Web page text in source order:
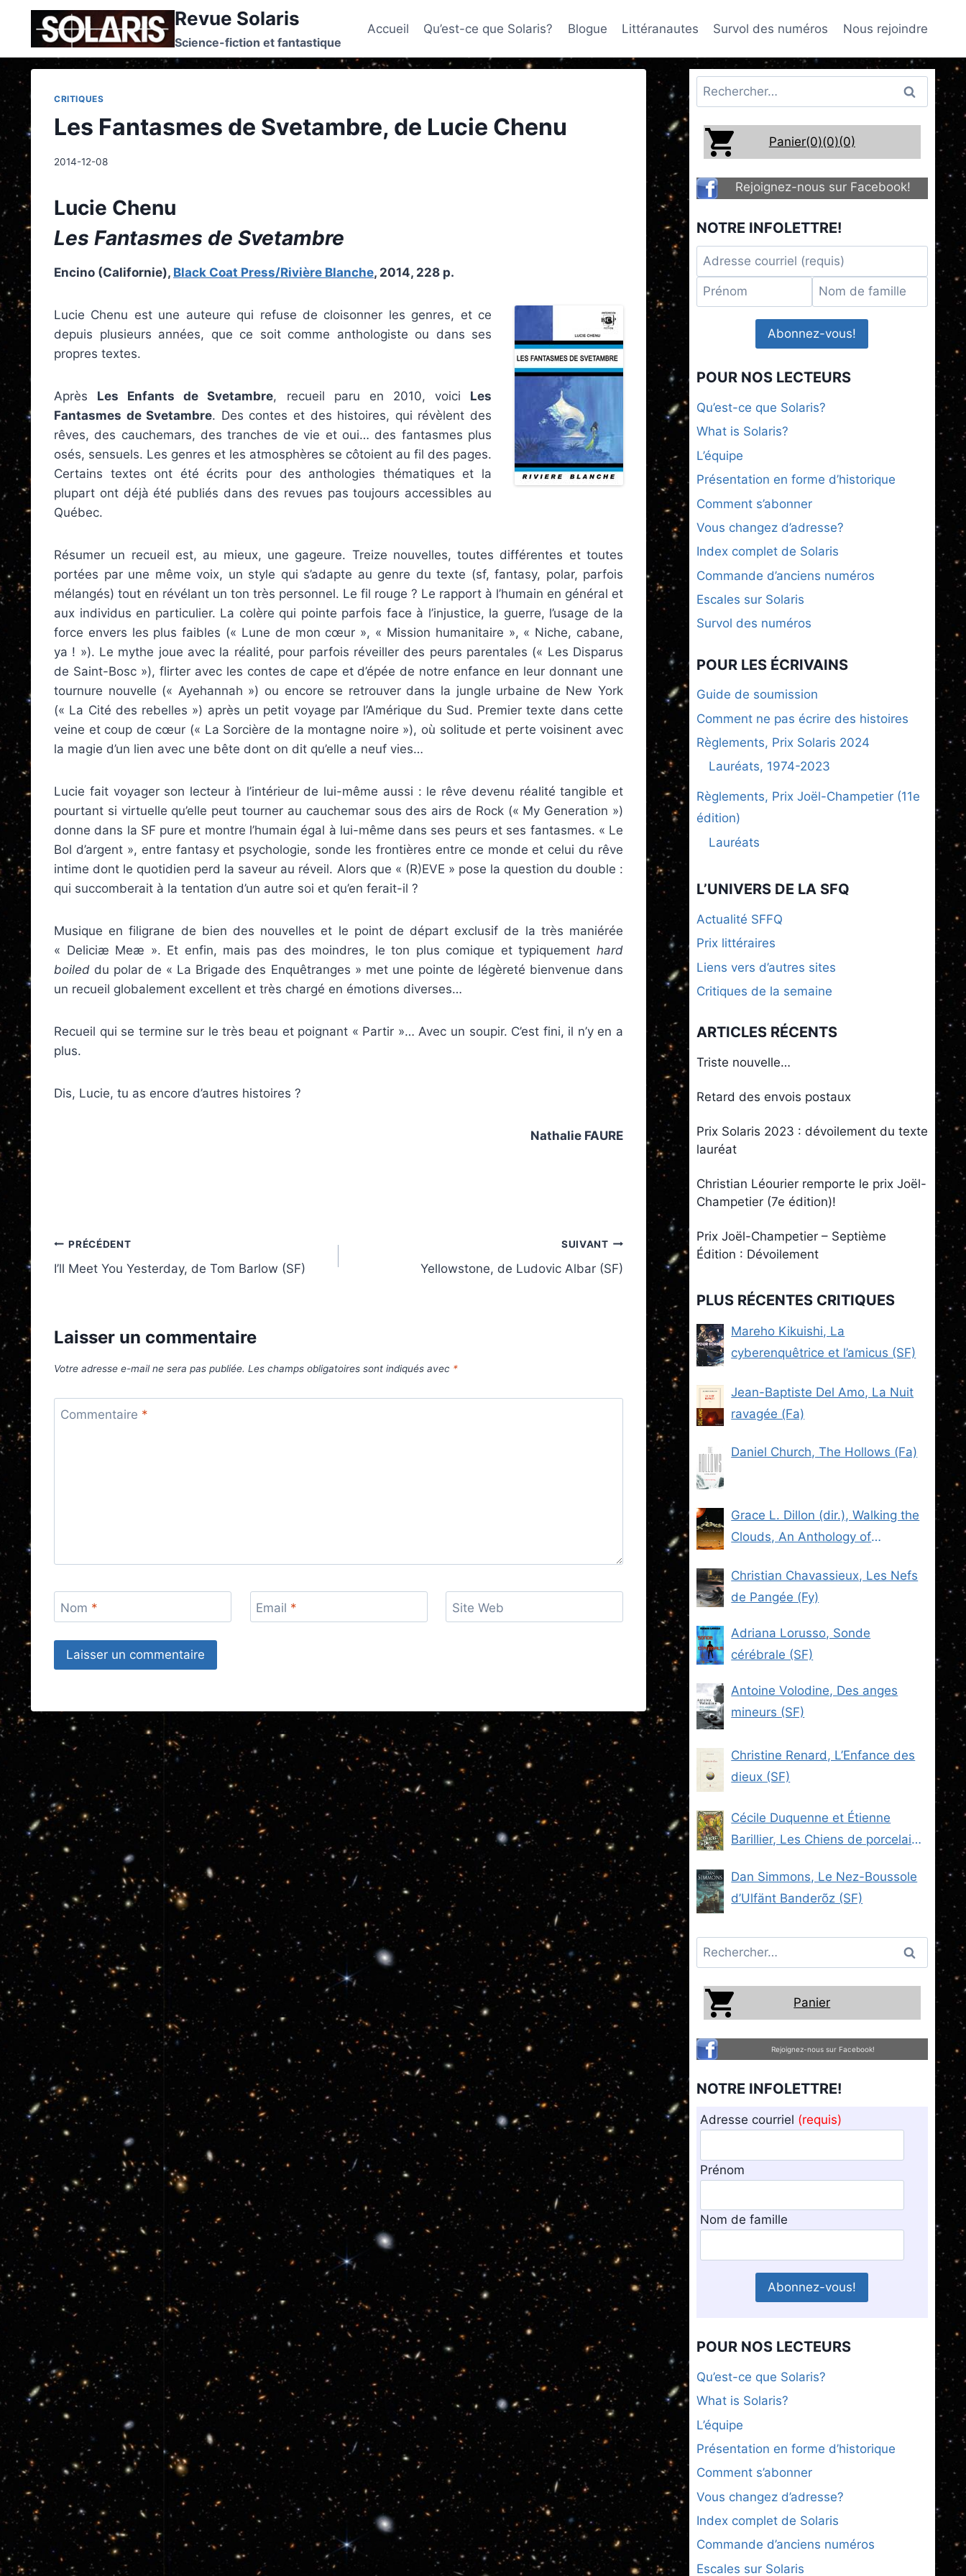
content
Revue Solaris
Science-fiction et fantastique
Accueil Qu’est-ce que Solaris? Blogue Littéranautes Survol des numéros Nous rejoindre
CRITIQUES
Les Fantasmes de Svetambre, de Lucie Chenu
2014-12-08
Lucie Chenu
Les Fantasmes de Svetambre
Encino (Californie), Black Coat Press/Rivière Blanche, 2014, 228 p.
Lucie Chenu est une auteure qui refuse de cloisonner les genres, et ce
depuis plusieurs années, que ce soit comme anthologiste ou dans ses
propres textes.
Après Les Enfants de Svetambre, recueil paru en 2010, voici Les
Fantasmes de Svetambre. Des contes et des histoires, qui révèlent des
rêves, des cauchemars, des tranches de vie et oui… des fantasmes plus
osés, sensuels. Les genres et les atmosphères se côtoient au fil des pages.
Certains textes ont été écrits pour des anthologies thématiques et la
plupart ont déjà été publiés dans des revues pas toujours accessibles au
Québec.
Résumer un recueil est, au mieux, une gageure. Treize nouvelles, toutes différentes et toutes
portées par une même voix, un style qui s’adapte au genre du texte (sf, fantasy, polar, parfois
mélangés) tout en révélant un ton très personnel. Le fil rouge ? Le rapport à l’humain en général et
aux individus en particulier. La colère qui pointe parfois face à l’injustice, la guerre, l’usage de la
force envers les plus faibles (« Lune de mon cœur », « Mission humanitaire », « Niche, cabane,
ya ! »). Le mythe joue avec la réalité, pour parfois réveiller des peurs parentales (« Les Disparus
de Saint-Bosc »), flirter avec les contes de cape et d’épée de notre enfance en leur donnant une
tournure nouvelle (« Ayehannah ») ou encore se retrouver dans la jungle urbaine de New York
(« La Cité des rebelles ») après un petit voyage par l’Amérique du Sud. Premier texte dans cette
veine et coup de cœur (« La Sorcière de la montagne noire »), où solitude et perte voisinent avec
la magie d’un lien avec une bête dont on dit qu’elle a neuf vies…
Lucie fait voyager son lecteur à l’intérieur de lui-même aussi : le rêve devenu réalité tangible et
pourtant si virtuelle qu’elle peut tourner au cauchemar sous des airs de Rock (« My Generation »)
donne dans la SF pure et montre l’humain égal à lui-même dans ses peurs et ses fantasmes. « Le
Bol d’argent », entre fantasy et psychologie, sonde les frontières entre ce monde et celui du rêve
intime dont le quotidien perd la saveur au réveil. Alors que « (R)EVE » pose la question du double :
qui succomberait à la tentation d’un autre soi et qu’en ferait-il ?
Musique en filigrane de bien des nouvelles et le point de départ exclusif de la très maniérée
« Deliciæ Meæ ». Et enfin, mais pas des moindres, le ton plus comique et typiquementhard
boiled du polar de « La Brigade des Enquêtranges » met une pointe de légèreté bienvenue dans
un recueil globalement excellent et très chargé en émotions diverses…
Recueil qui se termine sur le très beau et poignant « Partir »… Avec un soupir. C’est fini, il n’y en a
plus.
Dis, Lucie, tu as encore d’autres histoires ?
Nathalie FAURE
Navigation
de
PRÉCÉDENT
I’ll Meet You Yesterday, de Tom Barlow (SF)
SUIVANT
Yellowstone, de Ludovic Albar (SF)
Laisser un commentaire
Votre adresse e-mail ne sera pas publiée. Les champs obligatoires sont indiqués avec *
Commentaire *
Nom * Email * Site Web
Rechercher :
Panier(0)(0)(0)
Rejoignez-nous sur Facebook!
NOTRE INFOLETTRE!
POUR NOS LECTEURS
Qu’est-ce que Solaris?
What is Solaris?
L’équipe
Présentation en forme d’historique
Comment s’abonner
Vous changez d’adresse?
Index complet de Solaris
Commande d’anciens numéros
Escales sur Solaris
Survol des numéros
POUR LES ÉCRIVAINS
Guide de soumission
Comment ne pas écrire des histoires
Règlements, Prix Solaris 2024
Lauréats, 1974-2023
Règlements, Prix Joël-Champetier (11e
édition)
Lauréats
L’UNIVERS DE LA SFQ
Actualité SFFQ
Prix littéraires
Liens vers d’autres sites
Critiques de la semaine
ARTICLES RÉCENTS
Triste nouvelle…
Retard des envois postaux
Prix Solaris 2023 : dévoilement du texte
lauréat
Christian Léourier remporte le prix Joël-
Champetier (7e édition)!
Prix Joël-Champetier – Septième
Édition : Dévoilement
PLUS RÉCENTES CRITIQUES
Mareho Kikuishi, La
cyberenquêtrice et l’amicus (SF)
Jean-Baptiste Del Amo, La Nuit
ravagée (Fa)
Daniel Church, The Hollows (Fa)
Grace L. Dillon (dir.), Walking the
Clouds, An Anthology of
Christian Chavassieux, Les Nefs
de Pangée (Fy)
Adriana Lorusso, Sonde
cérébrale (SF)
Antoine Volodine, Des anges
mineurs (SF)
Christine Renard, L’Enfance des
dieux (SF)
Cécile Duquenne et Étienne
Barillier, Les Chiens de porcelaine
Dan Simmons, Le Nez-Boussole
d’Ulfänt Banderõz (SF)
Rechercher :
Panier
Rejoignez-nous sur Facebook!
NOTRE INFOLETTRE!
Adresse courriel (requis)
Prénom
Nom de famille
POUR NOS LECTEURS
Qu’est-ce que Solaris?
What is Solaris?
L’équipe
Présentation en forme d’historique
Comment s’abonner
Vous changez d’adresse?
Index complet de Solaris
Commande d’anciens numéros
Escales sur Solaris